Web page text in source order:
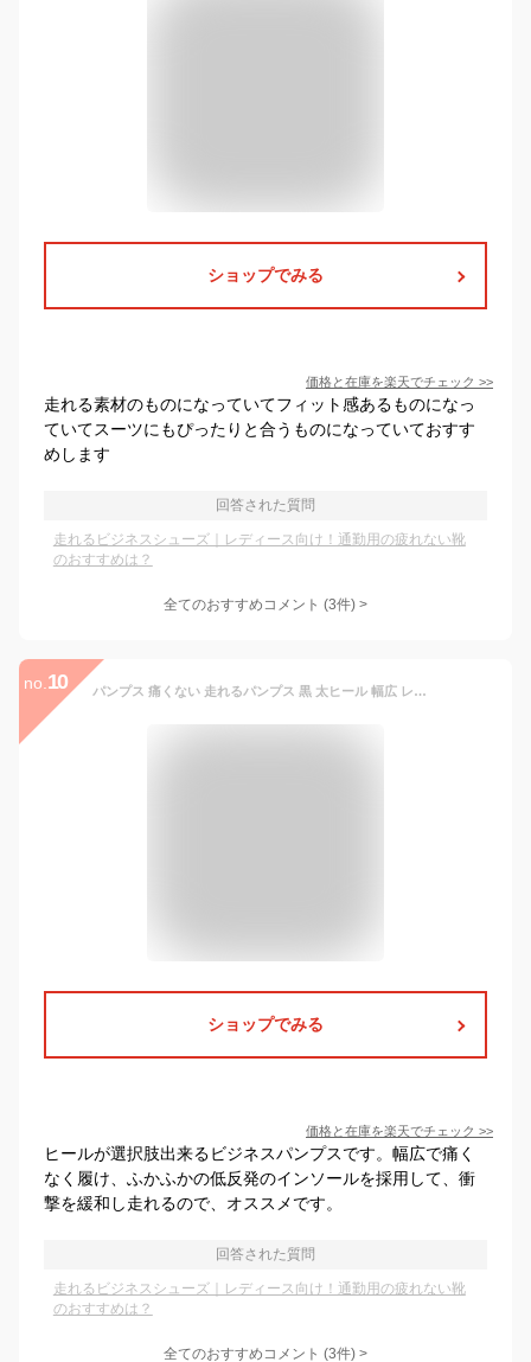
ショップでみる
価格と在庫を楽天でチェック >>
走れる素材のものになっていてフィット感あるものになっ
ていてスーツにもぴったりと合うものになっていておすす
めします
回答された質問
走れるビジネスシューズ｜レディース向け！通勤用の疲れない靴
のおすすめは？
全てのおすすめコメント (3件) >
no. 10 パンプス 痛くない 走れるパンプス 黒 太ヒール 幅広 レディース ストラップ ローファー ビジネスシューズ 仕事 靴 立ち仕事 オフィス ROMEO VALENTINO 3E EEE 入学式 卒業式 スーツ
ショップでみる
価格と在庫を楽天でチェック >>
ヒールが選択肢出来るビジネスパンプスです。幅広で痛く
なく履け、ふかふかの低反発のインソールを採用して、衝
撃を緩和し走れるので、オススメです。
回答された質問
走れるビジネスシューズ｜レディース向け！通勤用の疲れない靴
のおすすめは？
全てのおすすめコメント (3件) >